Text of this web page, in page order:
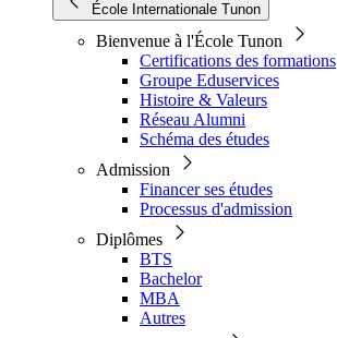
École Internationale Tunon
Bienvenue à l'École Tunon
Certifications des formations
Groupe Eduservices
Histoire & Valeurs
Réseau Alumni
Schéma des études
Admission
Financer ses études
Processus d'admission
Diplômes
BTS
Bachelor
MBA
Autres